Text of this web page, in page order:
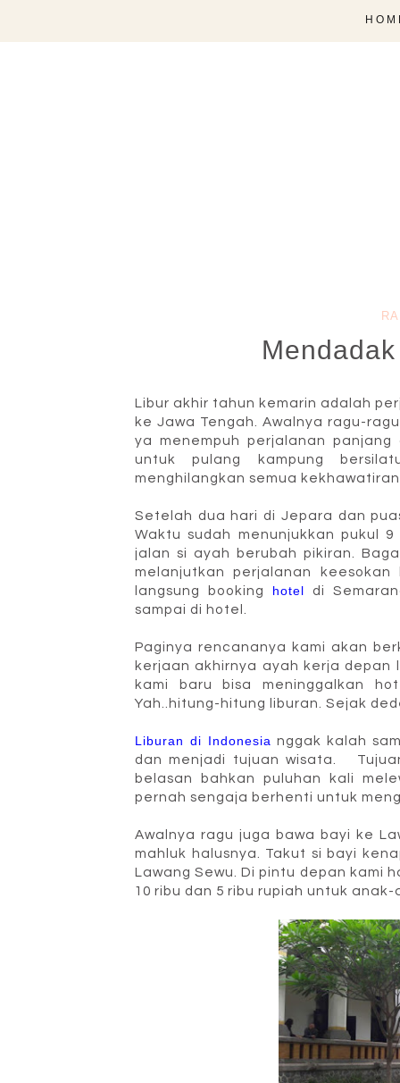
Libur akhir tahun kemarin adalah
ke Jawa Tengah. Awalnya ragu-
ya menempuh perjalanan
untuk pulang kampung
menghilangkan semua
Setelah dua hari di Jepara dan
Waktu sudah menunjukkan pukul
jalan si ayah berubah pikiran.
melanjutkan perjalanan keesokan
langsung booking hotel
di
sampai di hotel.
Paginya rencananya kami akan
kerjaan akhirnya ayah kerja depan
kami baru bisa meninggalkan
Yah..hitung-hitung liburan. Sejak
Liburan di Indonesia nggak kalah
dan menjadi tujuan wisata.
belasan bahkan puluhan kali
pernah sengaja berhenti untuk
Awalnya ragu juga bawa bayi ke
mahluk halusnya. Takut si bayi
Lawang Sewu. Di pintu depan kami
10 ribu dan 5 ribu rupiah untuk anak-